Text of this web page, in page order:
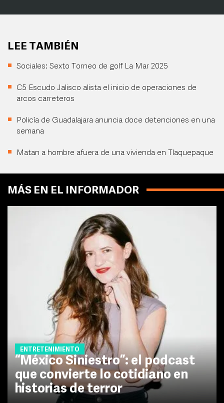
LEE TAMBIÉN
Sociales: Sexto Torneo de golf La Mar 2025
C5 Escudo Jalisco alista el inicio de operaciones de
arcos carreteros
Policía de Guadalajara anuncia doce detenciones en una
semana
Matan a hombre afuera de una vivienda en Tlaquepaque
MÁS EN EL INFORMADOR
ENTRETENIMIENTO
“México Siniestro”: el podcast
que convierte lo cotidiano en
historias de terror